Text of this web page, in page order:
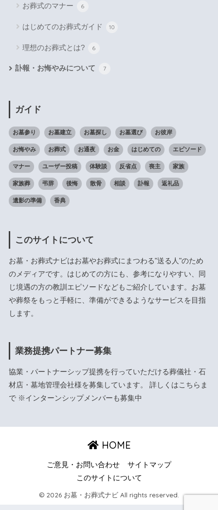
お葬式のマナー 6
はじめてのお葬式ガイド 10
理想のお葬式とは? 6
訃報・お悔やみについて 7
ガイド
お墓参り お墓建立 お墓探し お墓選び お彼岸
お悔やみ お葬式 お通夜 お金 はじめての エピソード
マナー ユーザー投稿 体験談 反省点 喪主 家族
家族葬 弔辞 後悔 散骨 相談 訃報 返礼品
遺影の準備 香典
このサイトについて
お墓・お葬式ナビはお墓やお葬式にまつわる"送る人"のため
のメディアです。はじめての方にも、参考になりやすい、同
じ境遇の方の教訓エピソードなどもご紹介しています。お墓
や葬祭をもっと手軽に、準備ができるようなサービスを目指
します。
業務提携パートナー募集
協業・パートナーシップ提携を行っていただける葬儀社・石
材店・墓地管理会社様を募集しています。 詳しくはこちら ま
で ※インターンシップメンバーも募集中
HOME
ご意見・お問い合わせ
サイトマップ
このサイトについて
© 2026 お墓・お葬式ナビ All rights reserved.